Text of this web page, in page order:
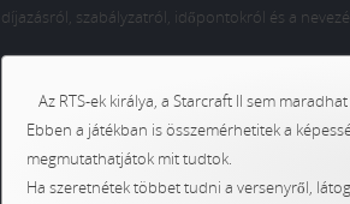
díjazásról, szabályzatról, időpontokról és a
Az RTS-ek királya, a Starcraft II sem
Ebben a játékban is összemérhetitek a
megmutathatjátok mit tudtok.
Ha szeretnétek többet tudni a versenyről,